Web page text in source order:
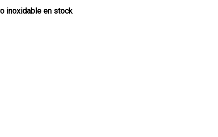
inoxidable en stock